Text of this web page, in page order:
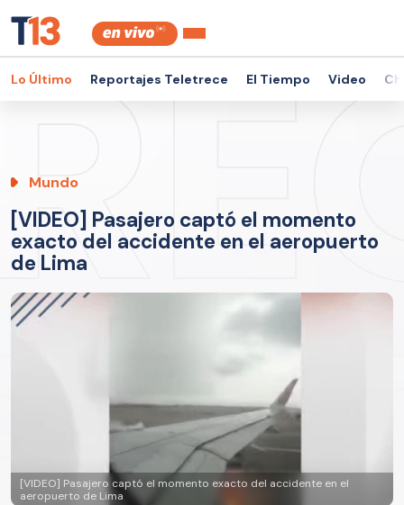
Lo Último Reportajes Teletrece El Tiempo Video
Mundo
[VIDEO] Pasajero captó el momento
exacto del accidente en el aeropuerto
de Lima
[VIDEO] Pasajero captó el momento exacto del accidente en el
aeropuerto de Lima